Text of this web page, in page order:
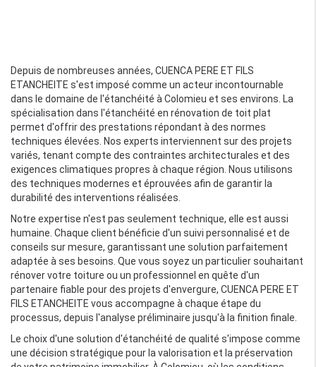
Depuis de nombreuses années, CUENCA PERE ET FILS
ETANCHEITE s'est imposé comme un acteur incontournable
dans le domaine de l'étanchéité à Colomieu et ses environs. La
spécialisation dans l'étanchéité en rénovation de toit plat
permet d'offrir des prestations répondant à des normes
techniques élevées. Nos experts interviennent sur des projets
variés, tenant compte des contraintes architecturales et des
exigences climatiques propres à chaque région. Nous utilisons
des techniques modernes et éprouvées afin de garantir la
durabilité des interventions réalisées.
Notre expertise n'est pas seulement technique, elle est aussi
humaine. Chaque client bénéficie d'un suivi personnalisé et de
conseils sur mesure, garantissant une solution parfaitement
adaptée à ses besoins. Que vous soyez un particulier souhaitant
rénover votre toiture ou un professionnel en quête d'un
partenaire fiable pour des projets d'envergure, CUENCA PERE ET
FILS ETANCHEITE vous accompagne à chaque étape du
processus, depuis l'analyse préliminaire jusqu'à la finition finale.
Le choix d'une solution d'étanchéité de qualité s'impose comme
une décision stratégique pour la valorisation et la préservation